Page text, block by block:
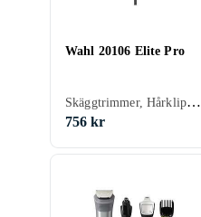
Wahl 20106 Elite Pro
Skäggtrimmer, Hårklippare, Sax, Inställningslås, Multitrimmer, Precisionsskärsystem, Självslipande blad, Hårkam ingår
756 kr